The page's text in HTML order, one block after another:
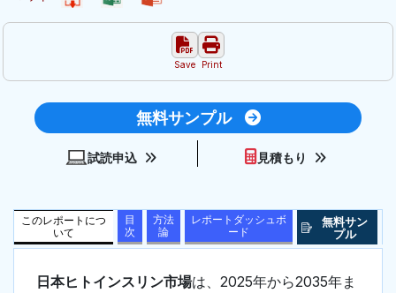
Save Print
無料サンプル
試読申込 見積もり
このレポートにつ
いて
目
次
方法
論
レポートダッシュボ
ード
無料サン
プル
日本ヒトインスリン市場は、2025年から2035年ま